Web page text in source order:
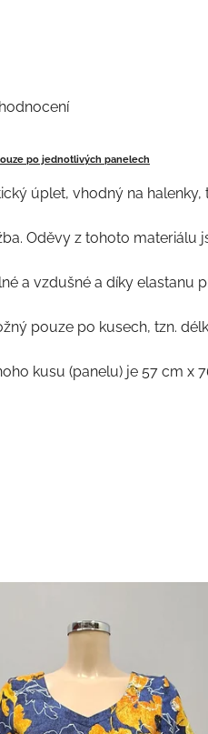
po jednotlivých panelech
úplet, vhodný na halenky,
Oděvy z tohoto materiálu
a vzdušné a díky elastanu
pouze po kusech, tzn.
kusu (panelu) je 57 cm x